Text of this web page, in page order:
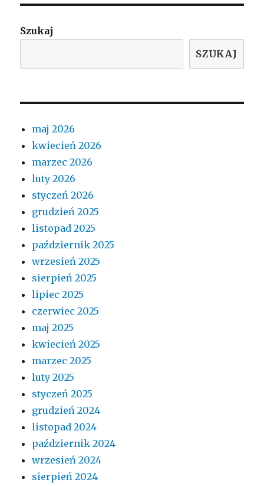
Szukaj
SZUKAJ
maj 2026
kwiecień 2026
marzec 2026
luty 2026
styczeń 2026
grudzień 2025
listopad 2025
październik 2025
wrzesień 2025
sierpień 2025
lipiec 2025
czerwiec 2025
maj 2025
kwiecień 2025
marzec 2025
luty 2025
styczeń 2025
grudzień 2024
listopad 2024
październik 2024
wrzesień 2024
sierpień 2024